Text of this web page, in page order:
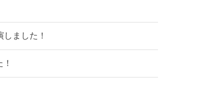
ました！